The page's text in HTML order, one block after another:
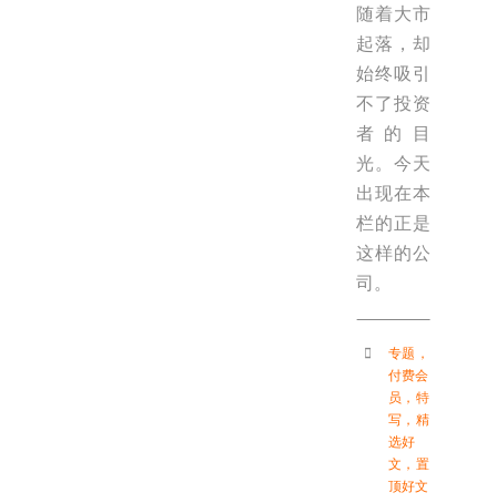
随着大市
起落，却
始终吸引
不了投资
者的目
光。今天
出现在本
栏的正是
这样的公
司。
专题 ，
付费会
员 ， 特
写 ， 精
选好
文 ， 置
顶好文